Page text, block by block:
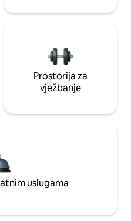
Prostorija za
vježbanje
uslugama